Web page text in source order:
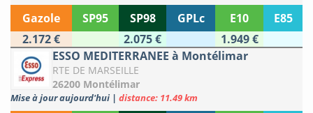
Gazole SP95 SP98 GPLc E10
E85
2.172 €
2.075 €
1.949 €
ESSO MEDITERRANEE à Montélimar
RTE DE MARSEILLE
26200 Montélimar
Mise à jour aujourd'hui | distance: 11.49 km